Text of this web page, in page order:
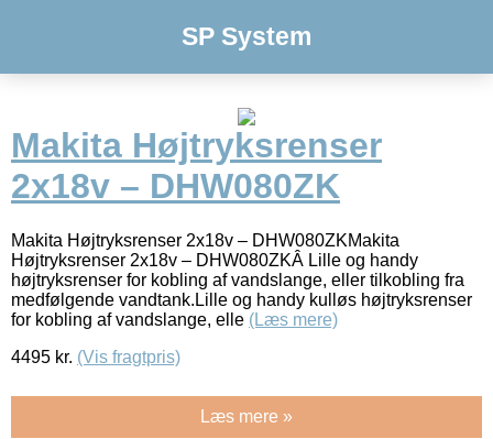
SP System
Makita Højtryksrenser
2x18v – DHW080ZK
Makita Højtryksrenser 2x18v – DHW080ZKMakita
Højtryksrenser 2x18v – DHW080ZKÂ Lille og handy
højtryksrenser for kobling af vandslange, eller tilkobling fra
medfølgende vandtank.Lille og handy kulløs højtryksrenser
for kobling af vandslange, elle (Læs mere)
4495 kr. (Vis fragtpris)
Læs mere »